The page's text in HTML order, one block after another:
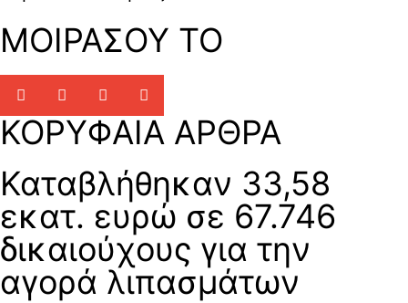
ΜΟΙΡΑΣΟΥ ΤΟ
ΚΟΡΥΦΑΙΑ ΑΡΘΡΑ
Καταβλήθηκαν 33,58
εκατ. ευρώ σε 67.746
δικαιούχους για την
αγορά λιπασμάτων